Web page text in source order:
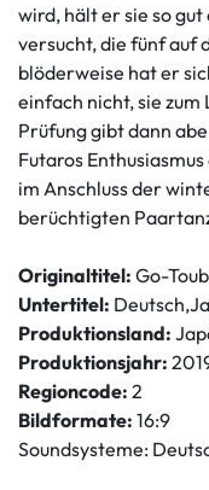
wird, hält er sie so
versucht, die fünf auf
blöderweise hat er
einfach nicht, sie zum
Prüfung gibt dann
Futaros
im Anschluss der
berüchtigten
Originaltitel: Go-
Untertitel:
Produktionsland:
Produktionsjahr:
Regioncode: 2
Bildformate: 16:9
Soundsysteme: